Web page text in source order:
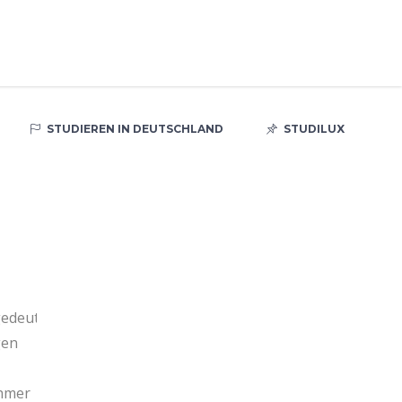
STUDIEREN IN DEUTSCHLAND STUDILUX